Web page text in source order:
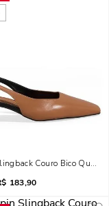
Couro Bico
183,90